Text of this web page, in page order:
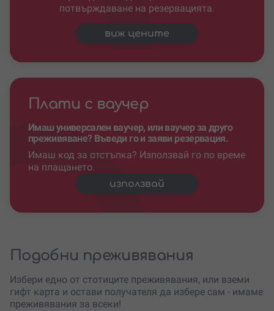
потвърждаване на резервацията.
виж цените
Плати с ваучер
Имаш универсален ваучер, или ваучер за друго
преживяване? Въведи го и заяви резервация.
Имаш код за отстъпка? Използвай го по време
на плащането.
използвай
Подобни преживявания
Избери едно от стотиците преживявания, или вземи
гифт карта и остави получателя да избере сам - имаме
преживявания за всеки!